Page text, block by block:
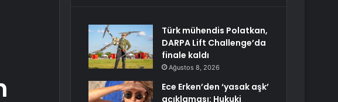
Türk mühendis Polatkan,
DARPA Lift Challenge’da
finale kaldı
Ağustos 8, 2026
Ece Erken’den ‘yasak aşk’
açıklaması: Hukuki